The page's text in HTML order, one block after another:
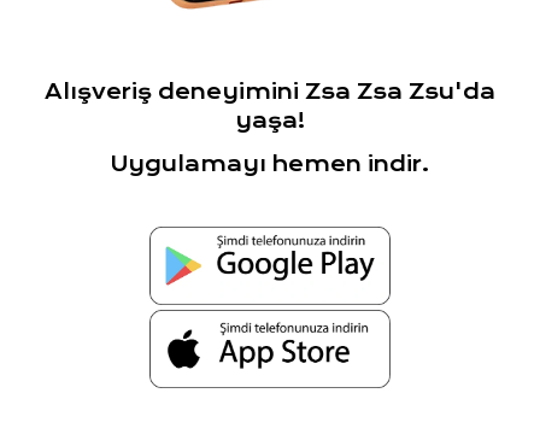
Alışveriş deneyimini Zsa Zsa Zsu'da
yaşa!
Uygulamayı hemen indir.